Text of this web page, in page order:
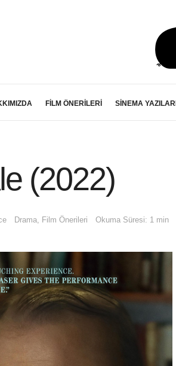
FİLM ÖNERİLERİ SİNEMA YAZILARI
(2022)
Drama Film Önerileri Okuma Süresi: 1 min